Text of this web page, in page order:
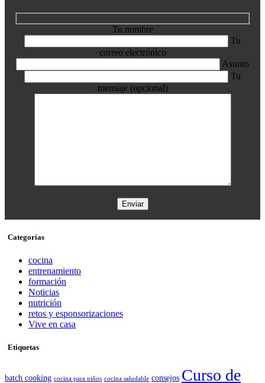
Tu nombre
Tu
correo electrónico
Asunto
Tu
mensaje (opcional)
Categorías
cocina
entrenamiento
formación
Noticias
nutrición
retos y esponsorizaciones
Vive en casa
Etiquetas
batch cooking cocina para niños cocina saludable consejos Curso de